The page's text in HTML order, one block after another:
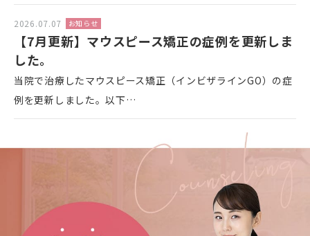
2026.07.07 お知らせ
【7月更新】マウスピース矯正の症例を更新しま
した。
当院で治療したマウスピース矯正（インビザラインGO）の症
例を更新しました。以下…